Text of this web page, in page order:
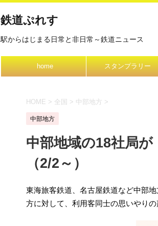
鉄道ぷれす
駅からはじまる日常と非日常～鉄道ニュース
home スタンプラリー
HOME > 全国 > 中部地方 >
中部地方
中部地域の18社局
（2/2～）
東海旅客鉄道、名古屋鉄道など中部
方に対して、利用客同士の思いやり